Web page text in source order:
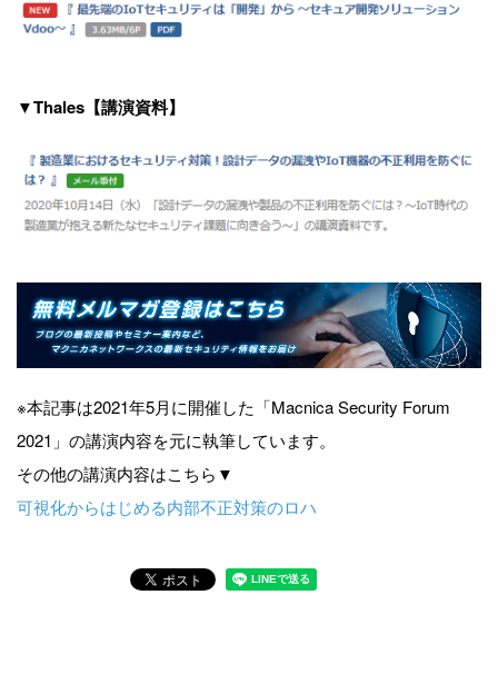
▼Thales【講演資料】
※本記事は2021年5月に開催した「Macnica Security Forum
2021」の講演内容を元に執筆しています。
その他の講演内容はこちら▼
可視化からはじめる内部不正対策のロハ